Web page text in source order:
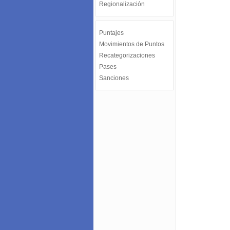
Regionalización
Puntajes
Movimientos de Puntos
Recategorizaciones
Pases
Sanciones